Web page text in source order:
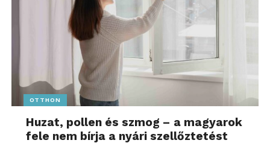
OTTHON
Huzat, pollen és szmog – a magyarok
fele nem bírja a nyári szellőztetést